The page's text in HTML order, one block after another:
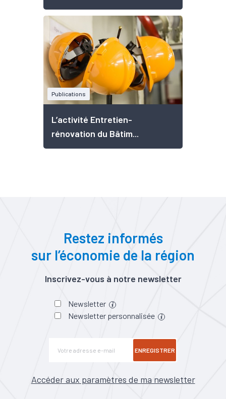
Publications
L’activité Entretien-
rénovation du Bâtim...
Restez informés
sur l’économie de la région
Inscrivez-vous à notre newsletter
Newsletter
Newsletter personnalisée
ENREGISTRER
Accéder aux paramètres de ma newsletter